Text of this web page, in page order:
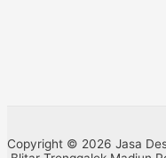
Copyright © 2026 Jasa